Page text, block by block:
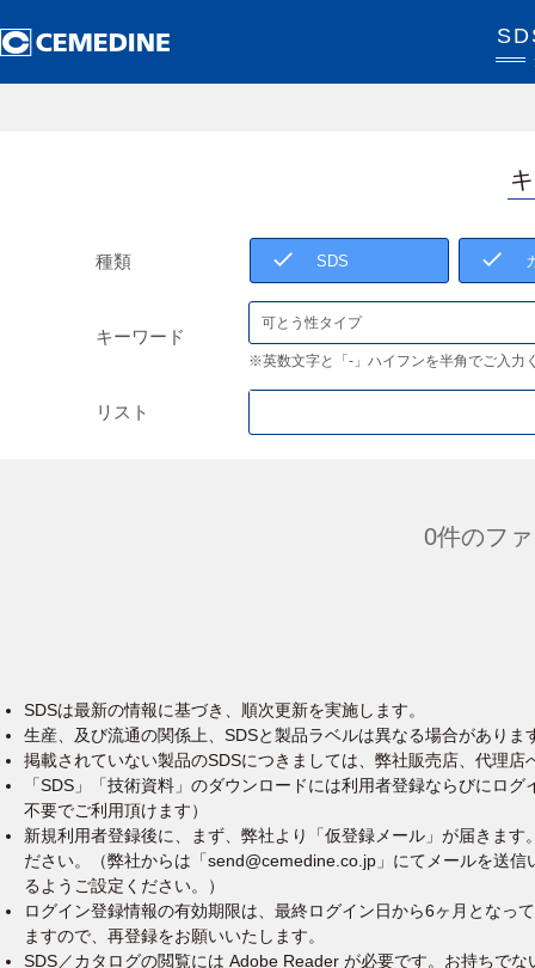
種類 SDS
キーワード
※英数文字と「-」ハイフンを半角でご入力
リスト
0件のフ
SDSは最新の情報に基づき、順次更新を実施します。
生産、及び流通の関係上、SDSと製品ラベルは異なる場合がありま
掲載されていない製品のSDSにつきましては、弊社販売店、代理店
「SDS」「技術資料」のダウンロードには利用者登録ならびにロ
不要でご利用頂けます）
新規利用者登録後に、まず、弊社より「仮登録メール」が届きま
ださい。（弊社からは「send@cemedine.co.jp」にてメールを送
るようご設定ください。）
ログイン登録情報の有効期限は、最終ログイン日から6ヶ月となっ
ますので、再登録をお願いいたします。
SDS／カタログの閲覧には Adobe Reader が必要です。お持ちで